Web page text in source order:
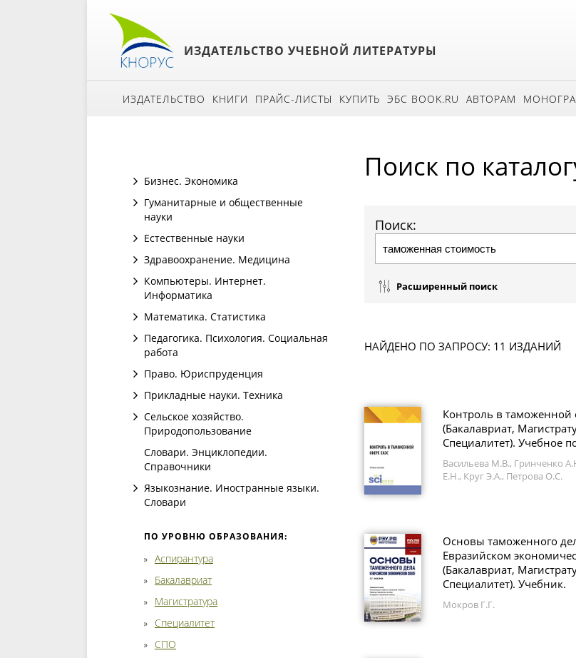
ИЗДАТЕЛЬСТВО УЧЕБНОЙ ЛИТЕРАТУРЫ
ИЗДАТЕЛЬСТВО КНИГИ ПРАЙС-ЛИСТЫ КУПИТЬ ЭБС BOOK.RU АВТОРАМ
Бизнес. Экономика
Гуманитарные и общественные
науки
Естественные науки
Здравоохранение. Медицина
Компьютеры. Интернет.
Информатика
Математика. Статистика
Педагогика. Психология. Социальная
работа
Право. Юриспруденция
Прикладные науки. Техника
Сельское хозяйство.
Природопользование
Словари. Энциклопедии.
Справочники
Языкознание. Иностранные языки.
Словари
ПО УРОВНЮ ОБРАЗОВАНИЯ:
Аспирантура
Бакалавриат
Магистратура
Специалитет
СПО
Поиск по
Поиск:
Расширенный поиск
НАЙДЕНО ПО ЗАПРОСУ: 11 ИЗДАНИЙ
Контроль в таможенной
(Бакалавриат,
Специалитет). Учебное
Васильева М.В., Гринченко
Е.Н., Круг Э.А., Петрова О.С.
Основы таможенного
Евразийском
(Бакалавриат,
Специалитет). Учебник.
Мокров Г.Г.